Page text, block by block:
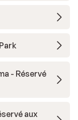
- Réservé
aux